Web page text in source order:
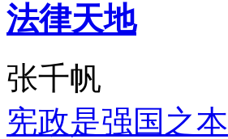
法律天地
张千帆
宪政是强国之本